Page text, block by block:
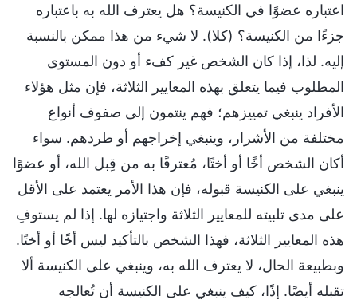
اعتباره عضوًا في الكنيسة؟ هل يعترف الله به باعتباره
جزءًا من الكنيسة؟ (كلا). لا شيء من هذا ممكن بالنسبة
إليه. لذا، إذا كان الشخص غير كفء أو دون المستوى
المطلوب فيما يتعلق بهذه المعايير الثلاثة، فإن مثل هؤلاء
الأفراد ينبغي تمييزهم؛ فهم ينتمون إلى صفوف أنواع
مختلفة من الأشرار، وينبغي إخراجهم أو طردهم. سواء
أكان الشخص أخًا أو أختًا، مُعترفًا به من قِبل الله، أو عضوًا
ينبغي على الكنيسة قبوله، فإن هذا الأمر يعتمد على الأقل
على مدى تلبيته للمعايير الثلاثة واجتيازه لها. إذا لم يستوفِ
هذه المعايير الثلاثة، فهذا الشخص بالتأكيد ليس أخًا أو أختًا.
وبطبيعة الحال، لا يعترف الله به، وينبغي على الكنيسة ألا
تقبله أيضًا. إذًا، كيف ينبغي على الكنيسة أن تُعالجه